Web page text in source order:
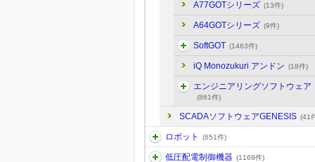
A77GOTシリーズ (13件)
A64GOTシリーズ (9件)
SoftGOT (1463件)
iQ Monozukuri アンドン (18件)
エンジニアリングソフトウェア
(861件)
SCADAソフトウェアGENESIS (41
ロボット (651件)
低圧配電制御機器 (1169件)